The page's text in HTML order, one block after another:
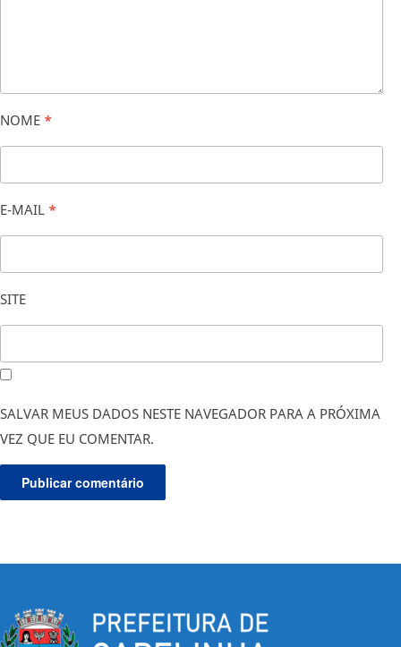
NOME *
E-MAIL *
SITE
SALVAR MEUS DADOS NESTE NAVEGADOR PARA A PRÓXIMA
VEZ QUE EU COMENTAR.